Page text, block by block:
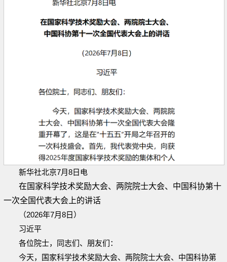
新华社北京7月8日电
在国家科学技术奖励大会、两院院士大会、中国科协第十
一次全国代表大会上的讲话
（2026年7月8日）
习近平
各位院士，同志们、朋友们：
今天，国家科学技术奖励大会、两院院士大会、中国科协第